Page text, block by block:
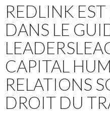
REDLINK
DANS LE
CAPITAL
RELATIONS
DROIT DU